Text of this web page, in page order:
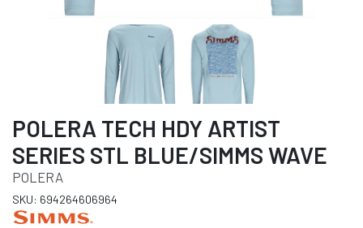
POLERA TECH HDY ARTIST
SERIES STL BLUE/SIMMS WAVE
POLERA
SKU: 694264606964